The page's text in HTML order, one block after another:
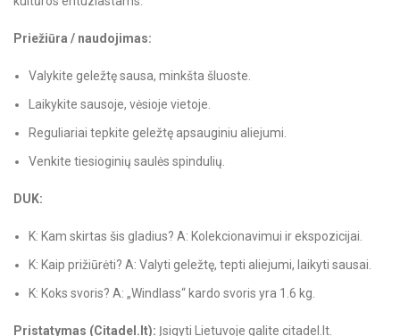
Priežiūra / naudojimas:
Valykite geležtę sausa, minkšta šluoste.
Laikykite sausoje, vėsioje vietoje.
Reguliariai tepkite geležtę apsauginiu aliejumi.
Venkite tiesioginių saulės spindulių.
DUK:
K: Kam skirtas šis gladius? A: Kolekcionavimui ir ekspozicijai.
K: Kaip prižiūrėti? A: Valyti geležtę, tepti aliejumi, laikyti sausai.
K: Koks svoris? A: „Windlass“ kardo svoris yra 1.6 kg.
Pristatymas (Citadel.lt): Įsigyti Lietuvoje galite citadel.lt.